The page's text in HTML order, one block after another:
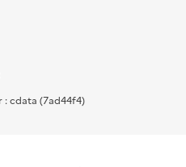
: cdata (7ad44f4)